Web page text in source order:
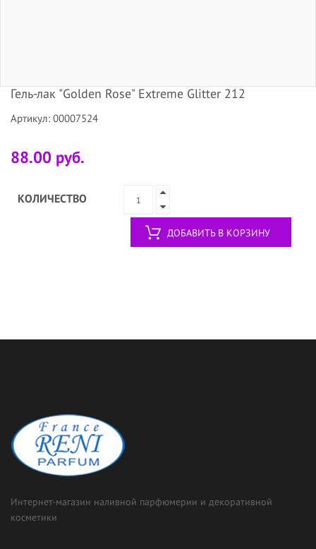
Гель-лак "Golden Rose" Extreme Glitter 212
Артикул: 00007524
88.00 руб.
КОЛИЧЕСТВО
ДОБАВИТЬ В КОРЗИНУ
Интернет-магазин наливной парфюмерии и декоративной
косметики